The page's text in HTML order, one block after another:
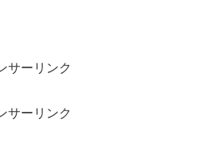
サーリンク
サーリンク